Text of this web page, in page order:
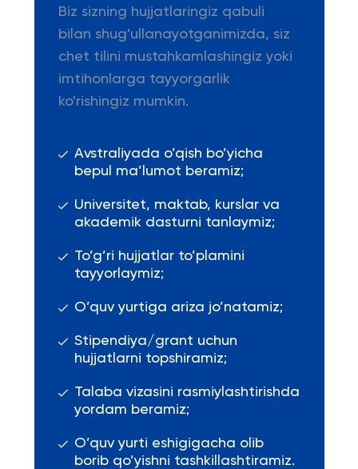
Biz sizning hujjatlaringiz qabuli
bilan shug'ullanayotganimizda, siz
chet tilini mustahkamlashingiz yoki
imtihonlarga tayyorgarlik
ko'rishingiz mumkin.
Avstraliyada o’qish bo’yicha
bepul ma’lumot beramiz;
Universitet, maktab, kurslar va
akademik dasturni tanlaymiz;
To’g’ri hujjatlar to’plamini
tayyorlaymiz;
O’quv yurtiga ariza jo’natamiz;
Stipendiya/grant uchun
hujjatlarni topshiramiz;
Talaba vizasini rasmiylashtirishda
yordam beramiz;
O’quv yurti eshigigacha olib
borib qo’yishni tashkillashtiramiz.